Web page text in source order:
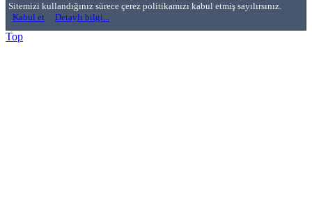
Sitemizi kullandığınız sürece çerez politikamızı kabul etmiş sayılırsınız.
Kabul et
Detaylı bilgi...
Top